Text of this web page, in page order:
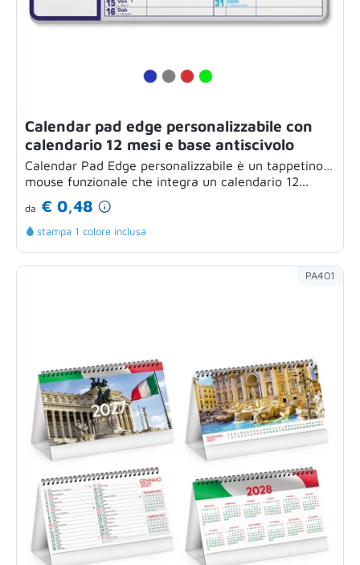
Calendar pad edge personalizzabile con
calendario 12 mesi e base antiscivolo
Calendar Pad Edge personalizzabile è un tappetino
mouse funzionale che integra un calendario 12...
da € 0,48
stampa 1 colore inclusa
PA401